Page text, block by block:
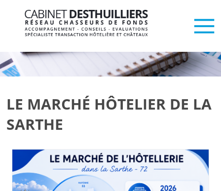
LE MARCHÉ HÔTELIER DE LA
SARTHE